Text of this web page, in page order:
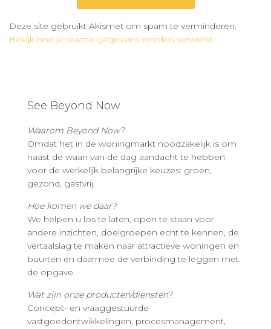
Deze site gebruikt Akismet om spam te verminderen.
Bekijk hoe je reactie gegevens worden verwerkt.
See Beyond Now
Waarom Beyond Now?
Omdat het in de woningmarkt noodzakelijk is om
naast de waan van de dag aandacht te hebben
voor de werkelijk belangrijke keuzes: groen,
gezond, gastvrij.
Hoe komen we daar?
We helpen u los te laten, open te staan voor
andere inzichten, doelgroepen echt te kennen, de
vertaalslag te maken naar attractieve woningen en
buurten en daarmee de verbinding te leggen met
de opgave.
Wat zijn onze producten/diensten?
Concept- en vraaggestuurde
vastgoedontwikkelingen, procesmanagement,